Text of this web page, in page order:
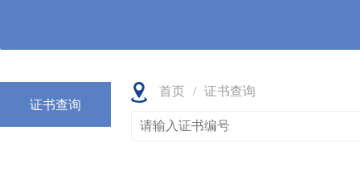
证书查询
首页 / 证书查询